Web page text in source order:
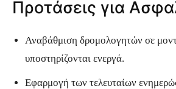
Προτάσεις για
Αναβάθμιση δρομολογητών σε
υποστηρίζονται ενεργά.
Εφαρμογή των τελευταίων